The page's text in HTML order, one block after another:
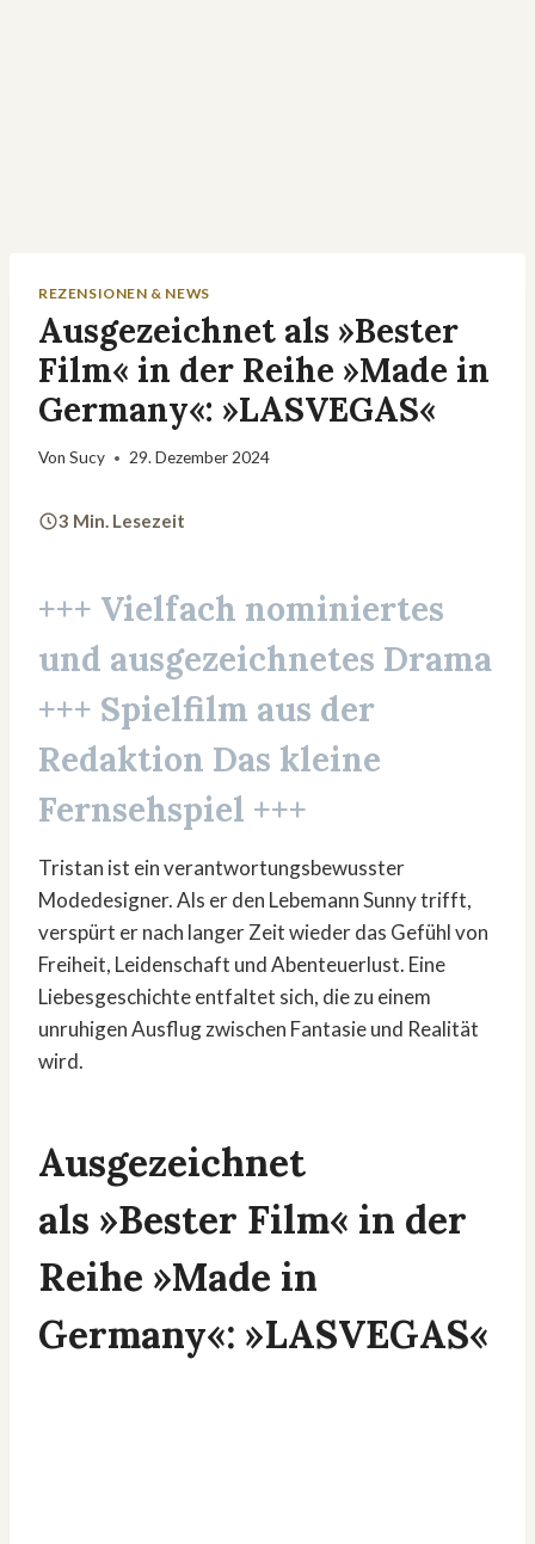
REZENSIONEN & NEWS
Ausgezeichnet als »Bester
Film« in der Reihe »Made in
Germany«: »LASVEGAS«
Von Sucy 29. Dezember 2024
3 Min. Lesezeit
+++ Vielfach nominiertes
und ausgezeichnetes Drama
+++ Spielfilm aus der
Redaktion Das kleine
Fernsehspiel +++
Tristan ist ein verantwortungsbewusster
Modedesigner. Als er den Lebemann Sunny trifft,
verspürt er nach langer Zeit wieder das Gefühl von
Freiheit, Leidenschaft und Abenteuerlust. Eine
Liebesgeschichte entfaltet sich, die zu einem
unruhigen Ausflug zwischen Fantasie und Realität
wird.
Ausgezeichnet
als »Bester Film« in der
Reihe »Made in
Germany«: »LASVEGAS«